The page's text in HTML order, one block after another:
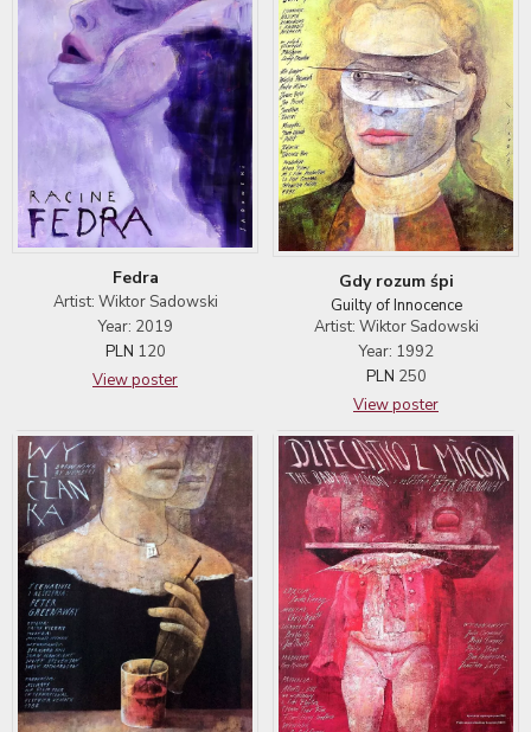
Fedra
Artist: Wiktor Sadowski
Year: 2019
PLN 120
View poster
Gdy rozum śpi
Guilty of Innocence
Artist: Wiktor Sadowski
Year: 1992
PLN 250
View poster